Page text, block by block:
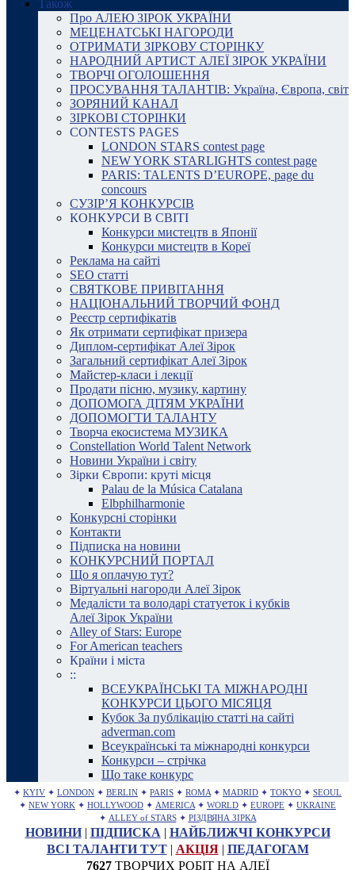
Також
Про АЛЕЮ ЗІРОК УКРАЇНИ
МЕЦЕНАТСЬКІ НАГОРОДИ
ОТРИМАТИ ЗІРКОВУ СТОРІНКУ
НАРОДНИЙ АРТИСТ АЛЕЇ ЗІРОК УКРАЇНИ
ТВОРЧІ ОГОЛОШЕННЯ
ПРОСУВАННЯ ТАЛАНТІВ: Україна, Європа, світ
ЗОРЯНИЙ КАНАЛ
ЗІРКОВІ СТОРІНКИ
CONTESTS PAGES
LONDON STARS contest page
NEW YORK STARLIGHTS contest page
PARIS: TALENTS D’EUROPE, page du
concours
СУЗІР’Я КОНКУРСІВ
КОНКУРСИ В СВІТІ
Конкурси мистецтв в Японії
Конкурси мистецтв в Кореї
Реклама на сайті
SEO статті
СВЯТКОВЕ ПРИВІТАННЯ
НАЦІОНАЛЬНИЙ ТВОРЧИЙ ФОНД
Реєстр сертифікатів
Як отримати сертифікат призера
Диплом-сертифікат Алеї Зірок
Загальний сертифікат Алеї Зірок
Майстер-класи і лекції
Продати пісню, музику, картину
ДОПОМОГА ДІТЯМ УКРАЇНИ
ДОПОМОГТИ ТАЛАНТУ
Творча екосистема МУЗИКА
Constellation World Talent Network
Новини України і світу
Зірки Європи: круті місця
Palau de la Música Catalana
Elbphilharmonie
Конкурсні сторінки
Контакти
Підписка на новини
КОНКУРСНИЙ ПОРТАЛ
Що я оплачую тут?
Віртуальні нагороди Алеї Зірок
Медалісти та володарі статуеток і кубків
Алеї Зірок України
Alley of Stars: Europe
For American teachers
Країни і міста
::
ВСЕУКРАЇНСЬКІ ТА МІЖНАРОДНІ
КОНКУРСИ ЦЬОГО МІСЯЦЯ
Кубок За публікацію статті на сайті
adverman.com
Всеукраїнські та міжнародні конкурси
Конкурси – стрічка
Що таке конкурс
✦ KYIV ✦ LONDON ✦ BERLIN ✦ PARIS ✦ ROMA ✦ MADRID ✦ TOKYO ✦ SEOUL
✦ NEW YORK ✦ HOLLYWOOD ✦ AMERICA ✦ WORLD ✦ EUROPE ✦ UKRAINE
✦ ALLEY of STARS ✦ РІЗДВЯНА ЗІРКА
НОВИНИ| ПІДПИСКА | НАЙБЛИЖЧІ КОНКУРСИ
ВСІ ТАЛАНТИ ТУТ| АКЦІЯ| ПЕДАГОГАМ
7627ТВОРЧИХ РОБІТ НА АЛЕЇ